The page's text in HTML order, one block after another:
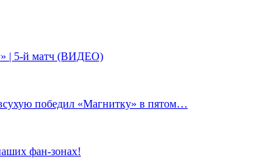
| 5-й матч (ВИДЕО)
победил «Магнитку» в пятом…
фан-зонах!